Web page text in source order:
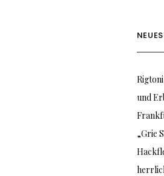
und
„Grie